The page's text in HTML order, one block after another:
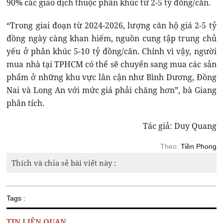
90% các giao dịch thuộc phân khúc từ 2-5 tỷ đồng/căn.
“Trong giai đoạn từ 2024-2026, lượng căn hộ giá 2-5 tỷ
đồng ngày càng khan hiếm, nguồn cung tập trung chủ
yếu ở phân khúc 5-10 tỷ đồng/căn. Chính vì vậy, người
mua nhà tại TPHCM có thể sẽ chuyển sang mua các sản
phẩm ở những khu vực lân cận như Bình Dương, Đồng
Nai và Long An với mức giá phải chăng hơn”, bà Giang
phân tích.
Tác giả: Duy Quang
Theo: Tiền Phong
Thích và chia sẻ bài viết này :
Tags :